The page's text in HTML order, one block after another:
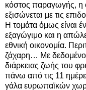
κόστος παραγωγής, η
εξισώνεται με τις
Η τομάτα όμως είναι
εξαγώγιμο και η
εθνική οικονομία.
ζάχαρη… Με δεδομένο
διάρκειας ζωής του
πάνω από τις 11
γάλα ευρωπαϊκών